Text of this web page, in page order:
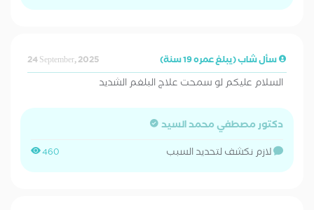
سأل شاب (يبلغ عمره 19 سنة) 24 September, 2025
السلام عليكم لو سمحت علاج البلغم الشديد
دكتور مصطفي محمد السيد
460 لازم نكشف لتحديد السبب